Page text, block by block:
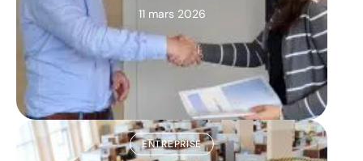
11 mars 2026
ENTREPRISE